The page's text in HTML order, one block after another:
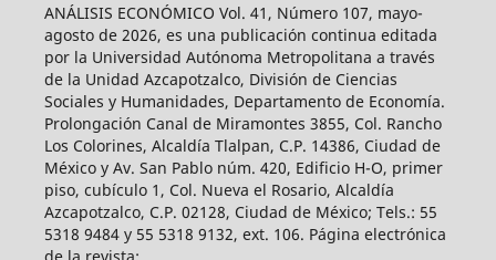
ANÁLISIS ECONÓMICO Vol. 41, Número 107, mayo-
agosto de 2026, es una publicación continua editada
por la Universidad Autónoma Metropolitana a través
de la Unidad Azcapotzalco, División de Ciencias
Sociales y Humanidades, Departamento de Economía.
Prolongación Canal de Miramontes 3855, Col. Rancho
Los Colorines, Alcaldía Tlalpan, C.P. 14386, Ciudad de
México y Av. San Pablo núm. 420, Edificio H-O, primer
piso, cubículo 1, Col. Nueva el Rosario, Alcaldía
Azcapotzalco, C.P. 02128, Ciudad de México; Tels.: 55
5318 9484 y 55 5318 9132, ext. 106. Página electrónica